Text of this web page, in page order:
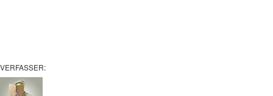
VERFASSER: